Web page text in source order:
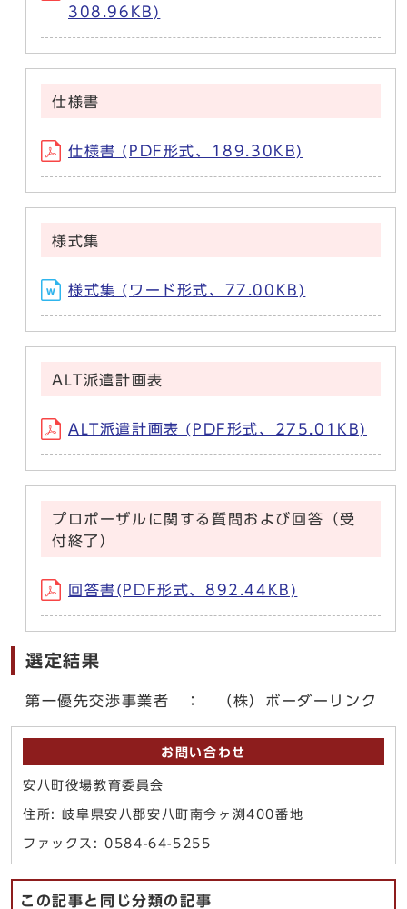
308.96KB)
仕様書
仕様書 (PDF形式、189.30KB)
様式集
様式集 (ワード形式、77.00KB)
ALT派遣計画表
ALT派遣計画表 (PDF形式、275.01KB)
プロポーザルに関する質問および回答（受
付終了）
回答書(PDF形式、892.44KB)
選定結果
第一優先交渉事業者 ： （株）ボーダーリンク
お問い合わせ
安八町役場教育委員会
住所: 岐阜県安八郡安八町南今ヶ渕400番地
ファックス: 0584-64-5255
この記事と同じ分類の記事